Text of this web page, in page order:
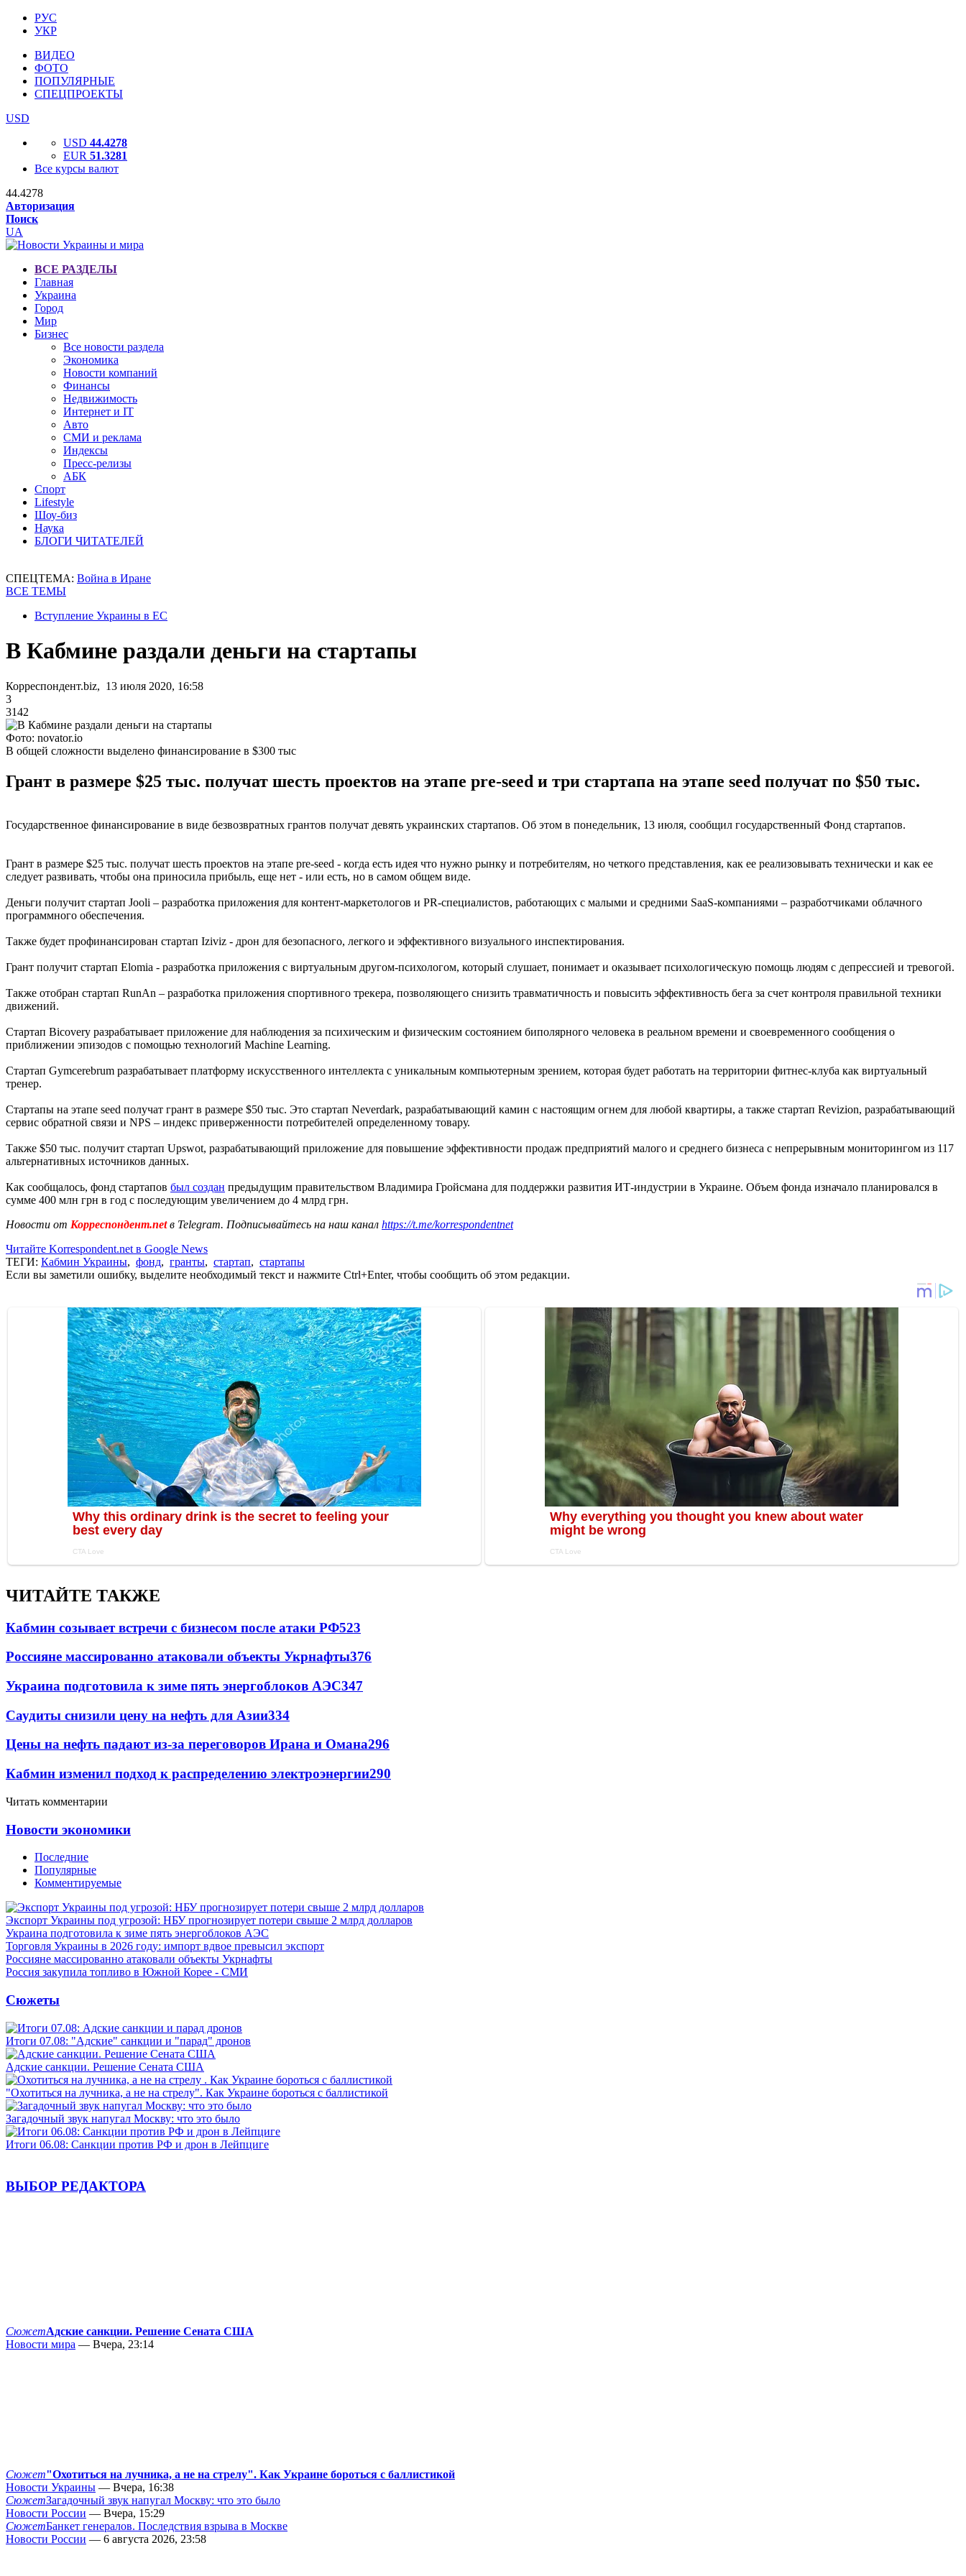
РУС
УКР
ВИДЕО
ФОТО
ПОПУЛЯРНЫЕ
СПЕЦПРОЕКТЫ
USD
USD 44.4278
EUR 51.3281
Все курсы валют
44.4278
Авторизация
Поиск
UA
ВСЕ РАЗДЕЛЫ
Главная
Украина
Город
Мир
Бизнес
Все новости раздела
Экономика
Новости компаний
Финансы
Недвижимость
Интернет и IT
Авто
СМИ и реклама
Индексы
Пресс-релизы
АБК
Спорт
Lifestyle
Шоу-биз
Наука
БЛОГИ ЧИТАТЕЛЕЙ
СПЕЦТЕМА: Война в Иране
ВСЕ ТЕМЫ
Вступление Украины в ЕС
В Кабмине раздали деньги на стартапы
Корреспондент.biz, 13 июля 2020, 16:58
3
3142
Фото: novator.io
В общей сложности выделено финансирование в $300 тыс
Грант в размере $25 тыс. получат шесть проектов на этапе pre-seed и три стартапа на этапе seed получат по $50 тыс.
Государственное финансирование в виде безвозвратных грантов получат девять украинских стартапов. Об этом в понедельник, 13 июля, сообщил государственный Фонд стартапов.
Грант в размере $25 тыс. получат шесть проектов на этапе pre-seed - когда есть идея что нужно рынку и потребителям, но четкого представления, как ее реализовывать технически и как ее
следует развивать, чтобы она приносила прибыль, еще нет - или есть, но в самом общем виде.
Деньги получит стартап Jooli – разработка приложения для контент-маркетологов и PR-специалистов, работающих с малыми и средними SaaS-компаниями – разработчиками облачного
программного обеспечения.
Также будет профинансирован стартап Iziviz - дрон для безопасного, легкого и эффективного визуального инспектирования.
Грант получит стартап Elomia - разработка приложения с виртуальным другом-психологом, который слушает, понимает и оказывает психологическую помощь людям с депрессией и тревогой.
Также отобран стартап RunAn – разработка приложения спортивного трекера, позволяющего снизить травматичность и повысить эффективность бега за счет контроля правильной техники
движений.
Стартап Bicovery разрабатывает приложение для наблюдения за психическим и физическим состоянием биполярного человека в реальном времени и своевременного сообщения о
приближении эпизодов с помощью технологий Machine Learning.
Стартап Gymcerebrum разрабатывает платформу искусственного интеллекта с уникальным компьютерным зрением, которая будет работать на территории фитнес-клуба как виртуальный
тренер.
Стартапы на этапе seed получат грант в размере $50 тыс. Это стартап Neverdark, разрабатывающий камин с настоящим огнем для любой квартиры, а также стартап Revizion, разрабатывающий
сервис обратной связи и NPS – индекс приверженности потребителей определенному товару.
Также $50 тыс. получит стартап Upswot, разрабатывающий приложение для повышение эффективности продаж предприятий малого и среднего бизнеса с непрерывным мониторингом из 117
альтернативных источников данных.
Как сообщалось, фонд стартапов был создан предыдущим правительством Владимира Гройсмана для поддержки развития ИТ-индустрии в Украине. Объем фонда изначало планировался в
сумме 400 млн грн в год с последующим увеличением до 4 млрд грн.
Новости от Корреспондент.netв Telegram. Подписывайтесь на наш канал https://t.me/korrespondentnet
Читайте Korrespondent.net в Google News
ТЕГИ: Кабмин Украины, фонд, гранты, стартап, стартапы
Если вы заметили ошибку, выделите необходимый текст и нажмите Ctrl+Enter, чтобы сообщить об этом редакции.
ЧИТАЙТЕ ТАКЖЕ
Кабмин созывает встречи с бизнесом после атаки РФ523
Россияне массированно атаковали объекты Укрнафты376
Украина подготовила к зиме пять энергоблоков АЭС347
Саудиты снизили цену на нефть для Азии334
Цены на нефть падают из-за переговоров Ирана и Омана296
Кабмин изменил подход к распределению электроэнергии290
Читать комментарии
Новости экономики
Последние
Популярные
Комментируемые
Экспорт Украины под угрозой: НБУ прогнозирует потери свыше 2 млрд долларов
Украина подготовила к зиме пять энергоблоков АЭС
Торговля Украины в 2026 году: импорт вдвое превысил экспорт
Россияне массированно атаковали объекты Укрнафты
Россия закупила топливо в Южной Корее - СМИ
Сюжеты
Итоги 07.08: "Адские" санкции и "парад" дронов
Адские санкции. Решение Сената США
"Охотиться на лучника, а не на стрелу". Как Украине бороться с баллистикой
Загадочный звук напугал Москву: что это было
Итоги 06.08: Санкции против РФ и дрон в Лейпциге
ВЫБОР РЕДАКТОРА
СюжетАдские санкции. Решение Сената США
Новости мира — Вчера, 23:14
Сюжет"Охотиться на лучника, а не на стрелу". Как Украине бороться с баллистикой
Новости Украины — Вчера, 16:38
СюжетЗагадочный звук напугал Москву: что это было
Новости России — Вчера, 15:29
СюжетБанкет генералов. Последствия взрыва в Москве
Новости России — 6 августа 2026, 23:58